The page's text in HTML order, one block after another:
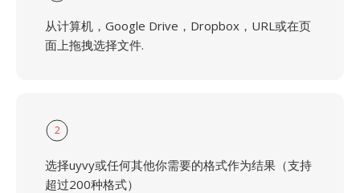
从计算机，Google Drive，Dropbox，URL或在页
面上拖拽选择文件.
2
选择uyvy或任何其他你需要的格式作为结果（支持
超过200种格式）